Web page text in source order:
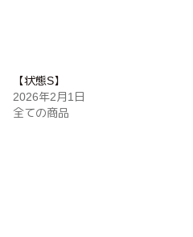
【状態S】
2026年2月1日
全ての商品